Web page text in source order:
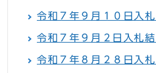
令和７年９月１０日入
令和７年９月２日入札
令和７年８月２８日入